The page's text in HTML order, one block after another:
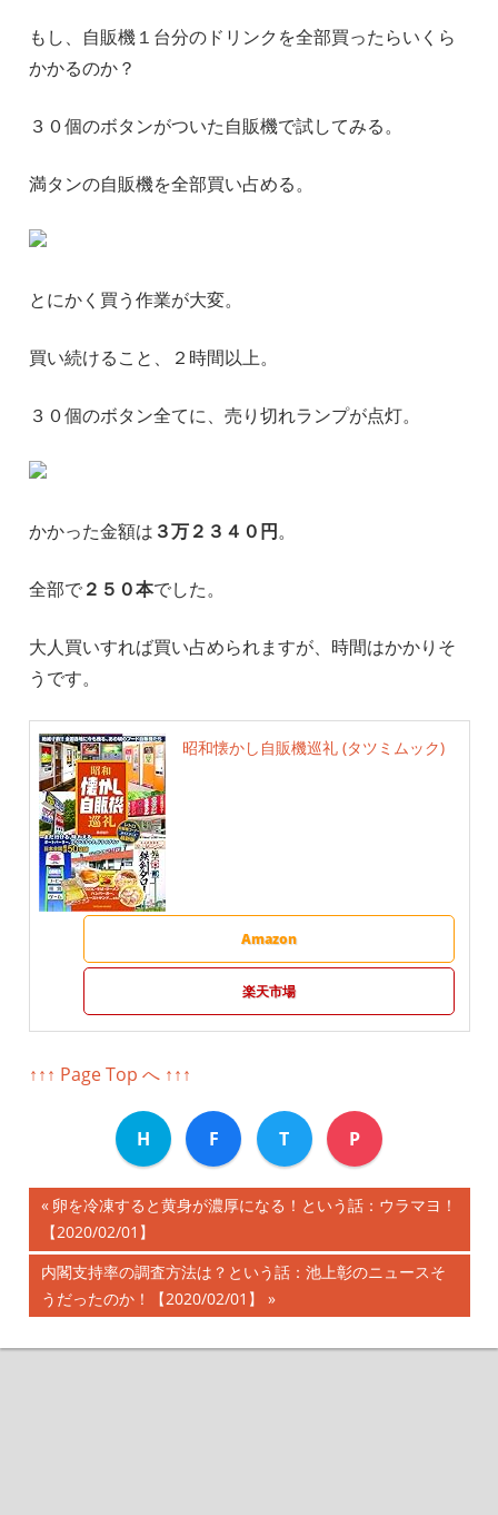
もし、自販機１台分のドリンクを全部買ったらいくら
かかるのか？
３０個のボタンがついた自販機で試してみる。
満タンの自販機を全部買い占める。
とにかく買う作業が大変。
買い続けること、２時間以上。
３０個のボタン全てに、売り切れランプが点灯。
かかった金額は ３万２３４０円。
全部で２５０本でした。
大人買いすれば買い占められますが、時間はかかりそ
うです。
昭和懐かし自販機巡礼 (タツミムック)
Amazon
楽天市場
↑↑↑ Page Top へ ↑↑↑
H F T P
投
稿
ナ
ビ
前
の
記
事:
卵を冷凍すると黄身が濃厚になる！という話：ウラマヨ！
【2020/02/01】
次
の
事:
内閣支持率の調査方法は？という話：池上彰のニュースそ
うだったのか！【2020/02/01】